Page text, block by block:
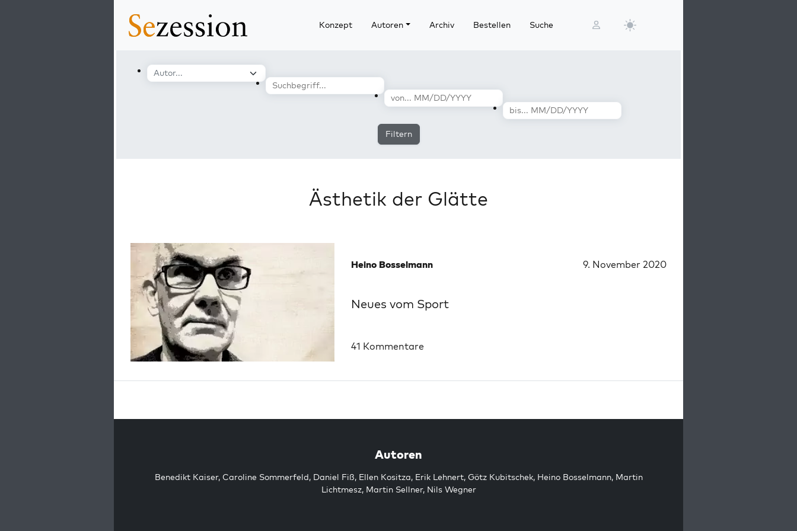
Konzept Autoren Archiv Bestellen Suche
Filtern
Ästhetik der Glätte
Heino Bosselmann 9. November 2020
Neues vom Sport
41 Kommentare
Autoren
Benedikt Kaiser, Caroline Sommerfeld, Daniel Fiß, Ellen Kositza, Erik Lehnert, Götz Kubitschek, Heino Bosselmann, Martin
Lichtmesz, Martin Sellner, Nils Wegner